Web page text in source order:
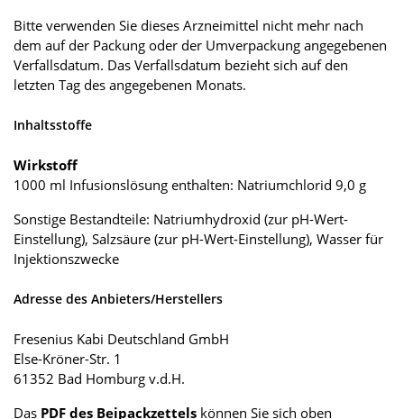
Bitte verwenden Sie dieses Arzneimittel nicht mehr nach
dem auf der Packung oder der Umverpackung angegebenen
Verfallsdatum. Das Verfallsdatum bezieht sich auf den
letzten Tag des angegebenen Monats.
Inhaltsstoffe
Wirkstoff
1000 ml Infusionslösung enthalten: Natriumchlorid 9,0 g
Sonstige Bestandteile: Natriumhydroxid (zur pH-Wert-
Einstellung), Salzsäure (zur pH-Wert-Einstellung), Wasser für
Injektionszwecke
Adresse des Anbieters/Herstellers
Fresenius Kabi Deutschland GmbH
Else-Kröner-Str. 1
61352 Bad Homburg v.d.H.
Das PDF des Beipackzettels können Sie sich oben